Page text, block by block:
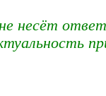
несёт